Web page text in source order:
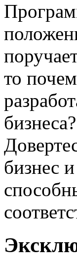
то
бизнеса?
бизнес